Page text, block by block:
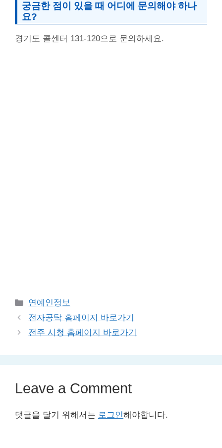
궁금한 점이 있을 때 어디에 문의해야 하나
요?
경기도 콜센터 131-120으로 문의하세요.
Categories
연예인정보
전자공탁 홈페이지 바로가기
전주 시청 홈페이지 바로가기
Leave a Comment
댓글을 달기 위해서는 로그인해야합니다.